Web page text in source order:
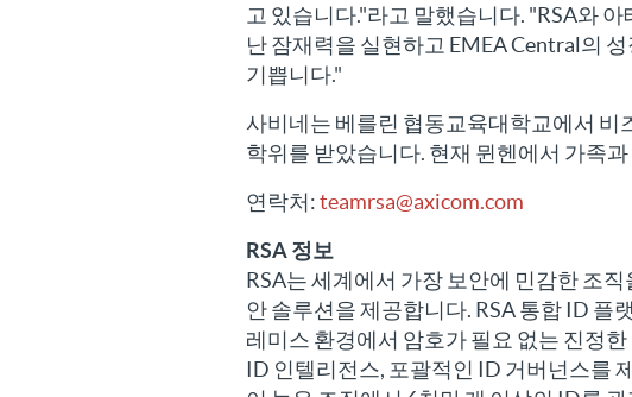
고 있습니다."라고 말했습니다. "RSA와
난 잠재력을 실현하고 EMEA Central의
기쁩니다."
사비네는 베를린 협동교육대학교에서 비
학위를 받았습니다. 현재 뮌헨에서 가족
연락처:teamrsa@axicom.com
RSA 정보
RSA는 세계에서 가장 보안에 민감한 조
안 솔루션을 제공합니다. RSA 통합 ID 플
레미스 환경에서 암호가 필요 없는 진정
ID 인텔리전스, 포괄적인 ID 거버넌스를